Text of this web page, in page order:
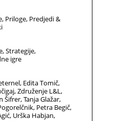
Priloge Predjedi &
Strategije
igre
Edita Tomič
Združenje L&L
Šifrer Tanja Glažar
Petra Begič
Urška Habjan